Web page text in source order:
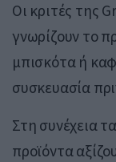
Οι κριτές της
γνωρίζουν το
μπισκότα ή
συσκευασία
Στη συνέχεια
προϊόντα